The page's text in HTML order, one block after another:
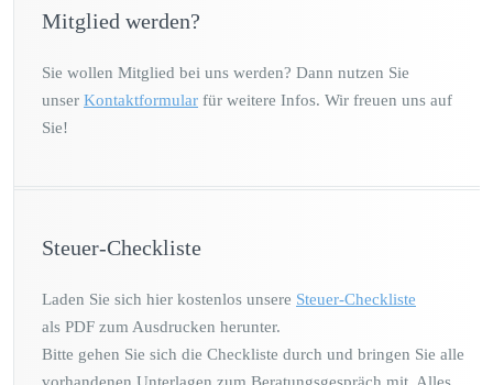
Mitglied werden?
Sie wollen Mitglied bei uns werden? Dann nutzen Sie
unser Kontaktformular für weitere Infos. Wir freuen uns auf
Sie!
Steuer-Checkliste
Laden Sie sich hier kostenlos unsere Steuer-Checkliste
als PDF zum Ausdrucken herunter.
Bitte gehen Sie sich die Checkliste durch und bringen Sie alle